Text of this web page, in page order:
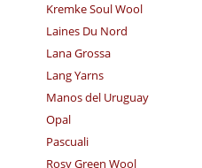
Kremke Soul Wool
Laines Du Nord
Lana Grossa
Lang Yarns
Manos del Uruguay
Opal
Pascuali
Rosy Green Wool